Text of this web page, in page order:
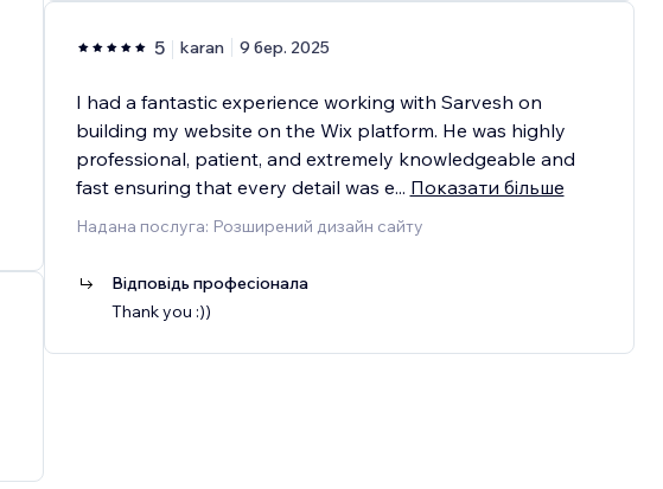
5 karan 9 бер. 2025
I had a fantastic experience working with Sarvesh on
building my website on the Wix platform. He was highly
professional, patient, and extremely knowledgeable and
fast ensuring that every detail was e... Показати більше
Надана послуга: Розширений дизайн сайту
Відповідь професіонала
Thank you :))